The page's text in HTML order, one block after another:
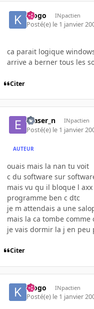
klogo INpactien
Posté(e) le 1 janvier
ca parait logique
arrive a berner tous les
Citer
eraser_n INpactien
Posté(e) le 1 janvier
AUTEUR
ouais mais la nan tu voit
c du software sur
mais vu qu il bloque l
programme ben c dtc
je m attendais a une
mais la ca tombe
je vais dormir la j en peu
Citer
klogo INpactien
Posté(e) le 1 janvier